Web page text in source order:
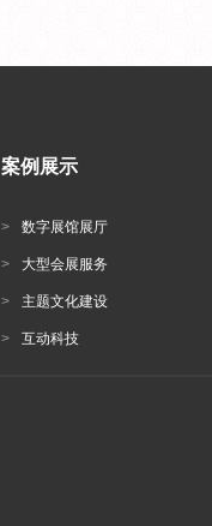
案例展示
> 数字展馆展厅
> 大型会展服务
> 主题文化建设
> 互动科技